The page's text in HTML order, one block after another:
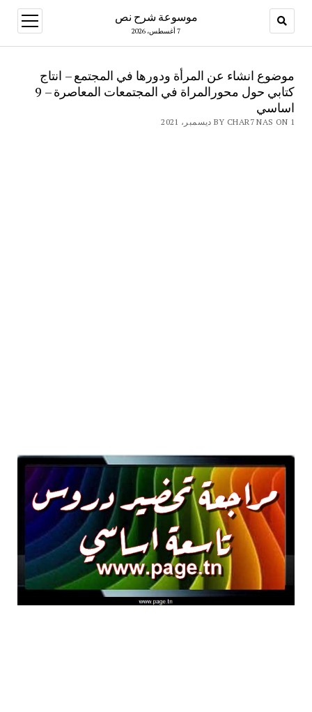
موسوعة شرح نص
7 أغسطس، 2026
open
menu
موضوع انشاء عن المرأة ودورها في المجتمع – انتاج
كتابي حول محورالمراة في المجتمعات المعاصرة – 9
اساسي
BY CHAR7 NAS ON 1 ديسمبر، 2021